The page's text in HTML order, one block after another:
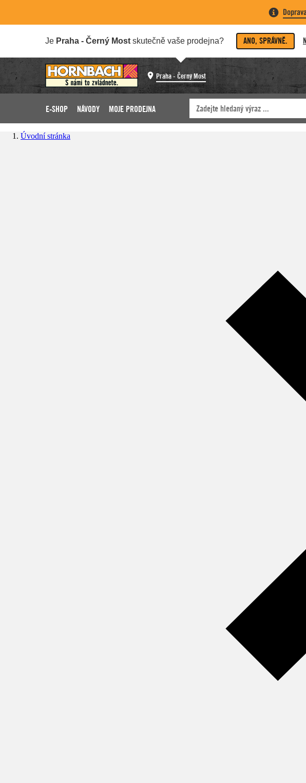
Je Praha - Černý Most skutečně vaše prodejna? ANO, SPRÁVNĚ.
Praha - Černý Most
E-SHOP NÁVODY MOJE PRODEJNA
Úvodní stránka